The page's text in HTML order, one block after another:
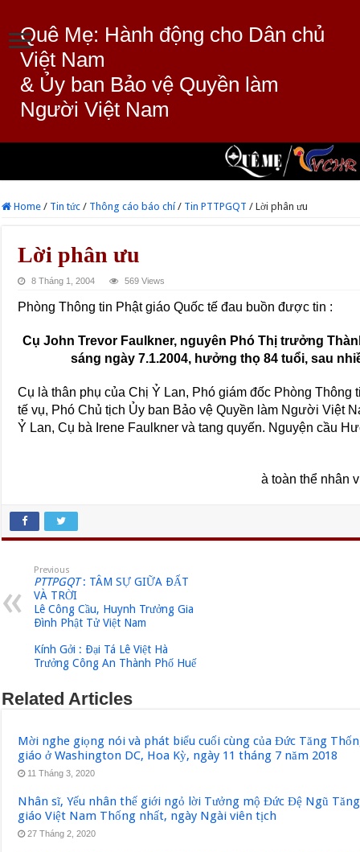
Quê Mẹ: Hành động cho Dân chủ
Việt Nam
& Ủy ban Bảo vệ Quyền làm
Người Việt Nam
Home / Tin tức / Thông cáo báo chí / Tin PTTPGQT / Lời phân ưu
Lời phân ưu
8 Tháng 1, 2004 569 Views
Phòng Thông tin Phật giáo Quốc tế đau buồn được tin :
Cụ John Trevor Faulkner, nguyên Phó Thị trưởng
sáng ngày 7.1.2004, hưởng thọ 84 tuổi, sau
Cụ là thân phụ của Chị Ỷ Lan, Phó giám đốc Phòng Thông
tế vụ, Phó Chủ tịch Ủy ban Bảo vệ Quyền làm Người Việt
Ỷ Lan, Cụ bà Irene Faulkner và tang quyến. Nguyện cầu
à toàn thể nhân
Previous
PTTPGQT: TÂM SỰ GIỮA ÐẤT
VÀ TRỜI
Lê Công Cầu, Huynh Trưởng Gia
Ðình Phật Tử Việt Nam
Kính Gởi : Ðại Tá Lê Việt Hà
Trưởng Công An Thành Phố Huế
Related Articles
Mời nghe giọng nói và phát biểu cuối cùng của Đức Tăng
giáo ở Washington DC, Hoa Kỳ, ngày 11 tháng 7 năm 2018
11 Tháng 3, 2020
Nhân sĩ, Yếu nhân thế giới ngỏ lời Tưởng mộ Đức Đệ Ngũ
giáo Việt Nam Thống nhất, ngày Ngài viên tịch
27 Tháng 2, 2020